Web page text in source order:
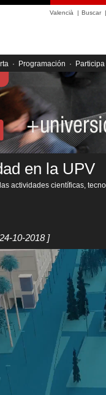
Valencià | Buscar|
· Programación · Participa
en la UPV
actividades científicas,
10-2018 ]